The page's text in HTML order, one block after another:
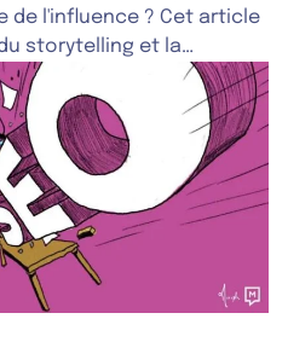
de l'influence ? Cet article
storytelling et la
Narratif®